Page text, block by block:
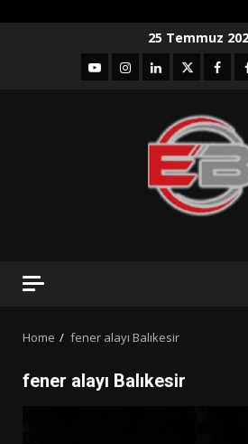
25 Temmuz
YouTubeInstagram
LinkedIntwitter
Home fener alayı Balıkesir
fener alayı Balıkesir